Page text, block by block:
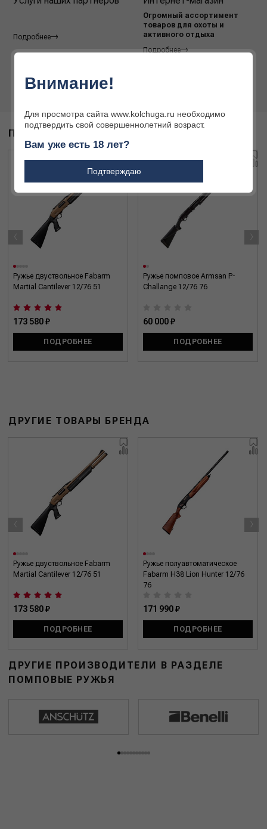
Подробнее
Огромный ассортимент
товаров для охоты и
активного отдыха
Подробнее
ПОХОЖИЕ ТОВАРЫ
Ружье двуствольное Fabarm
Martial Cantilever 12/76 51
173 580 ₽
ПОДРОБНЕЕ
Ружье помповое Armsan P-
Challange 12/76 76
60 000 ₽
ПОДРОБНЕЕ
‹ ›
ДРУГИЕ ТОВАРЫ БРЕНДА
Ружье двуствольное Fabarm
Martial Cantilever 12/76 51
173 580 ₽
ПОДРОБНЕЕ
Ружье полуавтоматическое
Fabarm H38 Lion Hunter 12/76
76
171 990 ₽
ПОДРОБНЕЕ
‹ ›
ДРУГИЕ ПРОИЗВОДИТЕЛИ В РАЗДЕЛЕ
ПОМПОВЫЕ РУЖЬЯ
Внимание!
Для просмотра сайта www.kolchuga.ru необходимо
подтвердить свой совершеннолетний возраст.
Вам уже есть 18 лет?
Подтверждаю